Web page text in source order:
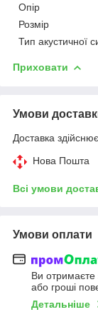
Опір
Розмір
Тип акустичної
Приховати
Умови
Доставка
Нова Пошта
Всі умови
Умови оплати
Ви
або гроші
Детальніше